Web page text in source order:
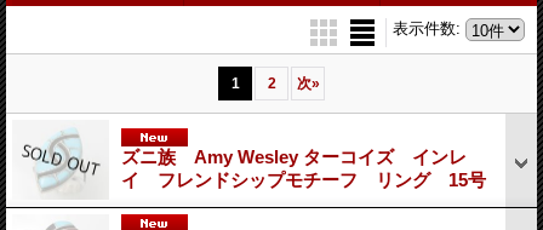
表示件数:
1 2 次»
ズニ族 Amy Wesley ターコイズ インレ
イ フレンドシップモチーフ リング 15号